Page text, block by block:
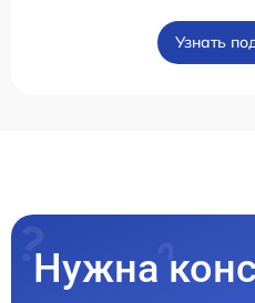
Узнать
Нужна